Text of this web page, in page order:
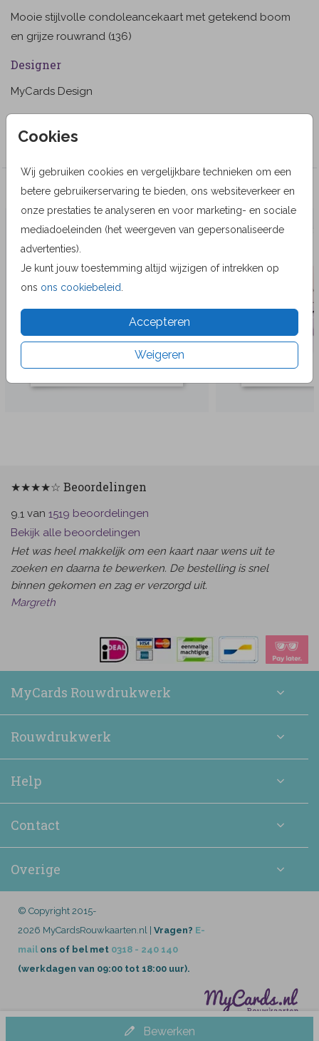
Cookies
Wij gebruiken cookies en vergelijkbare technieken om een
betere gebruikerservaring te bieden, ons websiteverkeer en
onze prestaties te analyseren en voor marketing- en sociale
mediadoeleinden (het weergeven van gepersonaliseerde
advertenties).
Je kunt jouw toestemming altijd wijzigen of intrekken op
ons ons cookiebeleid
Accepteren
Weigeren
Mooie stijlvolle condoleancekaart met getekend boom
en grijze rouwrand (136)
Designer
MyCards Design
Collectie
Wenskaarten
Veel gekozen producten
Bewerken
★★★★☆ Beoordelingen
9.1 van 1519 beoordelingen
Bekijk alle beoordelingen
Het was heel makkelijk om een kaart naar wens uit te
zoeken en daarna te bewerken. De bestelling is snel
binnen gekomen en zag er verzorgd uit.
Margreth
MyCards Rouwdrukwerk
Rouwdrukwerk
Help
Contact
Overige
© Copyright 2015-
2026 MyCardsRouwkaarten.nl | Vragen? E-
mail ons of bel met 0318 - 240 140
(werkdagen van 09:00 tot 18:00 uur).